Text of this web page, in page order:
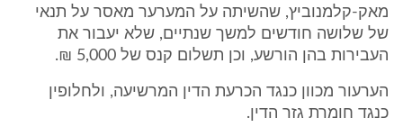
מאק-קלמנוביץ, שהשיתה על המערער מאסר על תנאי
של שלושה חודשים למשך שנתיים, שלא יעבור את
העבירות בהן הורשע, וכן תשלום קנס של 5,000 ₪.
הערעור מכוון כנגד הכרעת הדין המרשיעה, ולחלופין
כנגד חומרת גזר הדין.